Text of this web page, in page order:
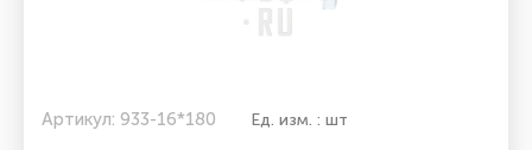
Артикул: 933-16*180 Ед. изм. : шт